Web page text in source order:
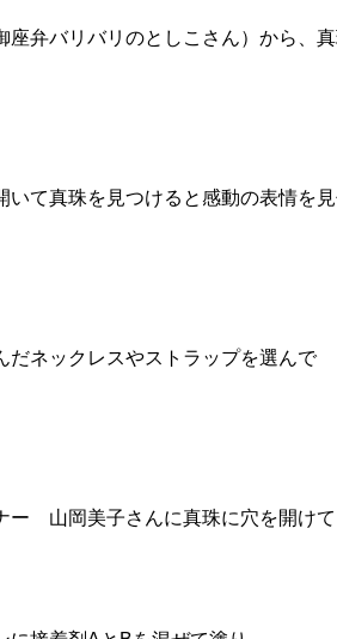
弁バリバリのとしこさん）から、
いて真珠を見つけると感動の表情を
だネックレスやストラップを選んで
ー 山岡美子さんに真珠に穴を開け